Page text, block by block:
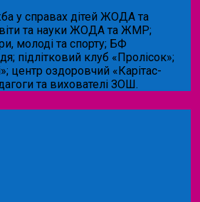
у справах дітей ЖОДА та
та науки ЖОДА та ЖМР;
молоді та спорту; БФ
підлітковий клуб «Пролісок»;
центр оздоровчий «Карітас-
та вихователі ЗОШ.